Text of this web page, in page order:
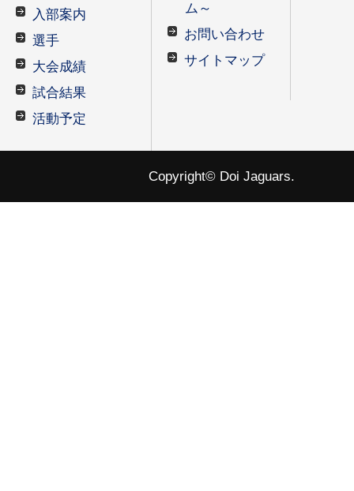
入部案内
選手
大会成績
試合結果
活動予定
ム～
お問い合わせ
サイトマップ
Copyright© Doi Jaguars.